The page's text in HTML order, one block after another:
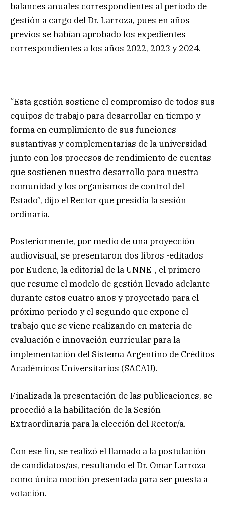
balances anuales correspondientes al periodo de
gestión a cargo del Dr. Larroza, pues en años
previos se habían aprobado los expedientes
correspondientes a los años 2022, 2023 y 2024.
“Esta gestión sostiene el compromiso de todos sus
equipos de trabajo para desarrollar en tiempo y
forma en cumplimiento de sus funciones
sustantivas y complementarias de la universidad
junto con los procesos de rendimiento de cuentas
que sostienen nuestro desarrollo para nuestra
comunidad y los organismos de control del
Estado”, dijo el Rector que presidía la sesión
ordinaria.
Posteriormente, por medio de una proyección
audiovisual, se presentaron dos libros -editados
por Eudene, la editorial de la UNNE-, el primero
que resume el modelo de gestión llevado adelante
durante estos cuatro años y proyectado para el
próximo periodo y el segundo que expone el
trabajo que se viene realizando en materia de
evaluación e innovación curricular para la
implementación del Sistema Argentino de Créditos
Académicos Universitarios (SACAU).
Finalizada la presentación de las publicaciones, se
procedió a la habilitación de la Sesión
Extraordinaria para la elección del Rector/a.
Con ese fin, se realizó el llamado a la postulación
de candidatos/as, resultando el Dr. Omar Larroza
como única moción presentada para ser puesta a
votación.